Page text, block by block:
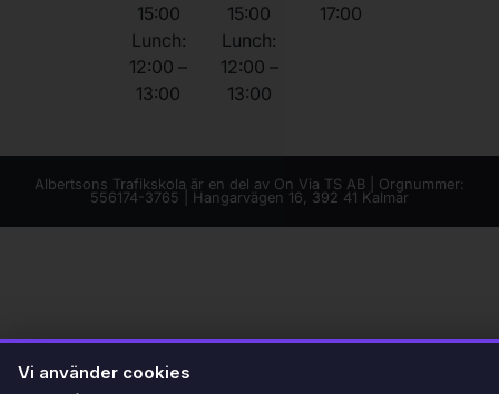
15:00
Lunch:
12:00 –
13:00
15:00
Lunch:
12:00 –
13:00
17:00
Albertsons Trafikskola är en del av On Via TS AB | Orgnummer:
556174-3765 | Hangarvägen 16, 392 41 Kalmar
Vi använder cookies